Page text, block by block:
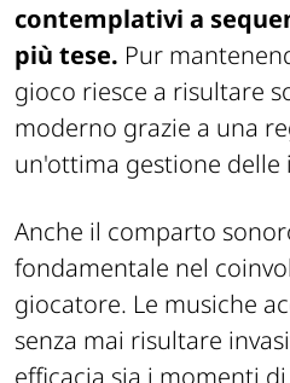
contemplativi a
più tese. Pur
gioco riesce a risultare
moderno grazie a una
un'ottima gestione
Anche il comparto
fondamentale nel
giocatore. Le musiche
senza mai risultare
efficacia sia i momenti